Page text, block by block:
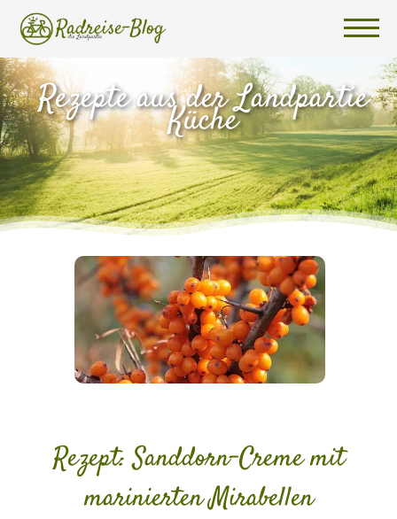
Rezepte aus der Landpartie
Küche
Rezept: Sanddorn-Creme mit
marinierten Mirabellen